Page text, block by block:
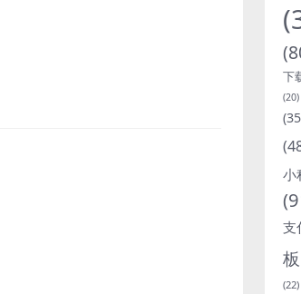
下
(20)
小
支
板
(22)